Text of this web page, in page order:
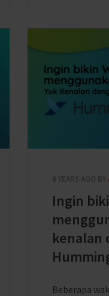
6 YEARS AGO BY
Ingin
kenalan
Beberapa